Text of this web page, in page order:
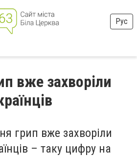
Рус
вже захворіли
грип вже захворіли
– таку цифру на